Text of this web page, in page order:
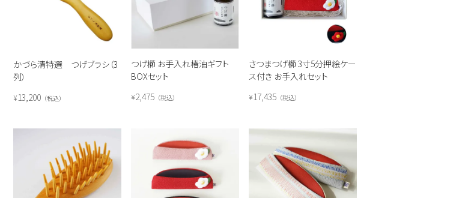
かづら清特選 つげブラシ（3
列）
¥13,200 税込
つげ櫛 お手入れ椿油ギフト
BOXセット
¥2,475 税込
さつまつげ櫛 3寸5分押絵ケー
ス付き お手入れセット
¥17,435 税込